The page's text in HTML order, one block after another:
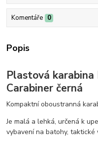
Komentáře 0
Popis
Plastová
Carabiner černá
Kompaktní oboustranná
Je malá a lehká, určená k
vybavení na batohy,